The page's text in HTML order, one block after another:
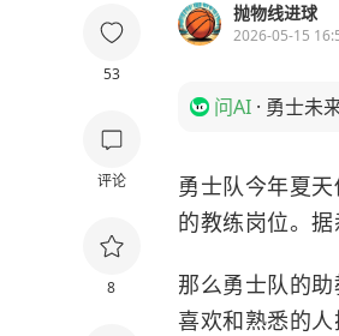
53
评论
8
抛物线进球
2026-05-15
问AI · 勇士未
勇士队今年夏
的教练岗位。
那么勇士队的
喜欢和熟悉的